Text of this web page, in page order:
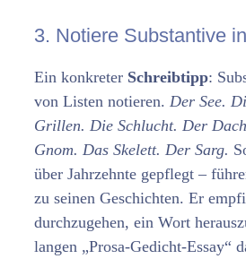
3. Notiere Substantive
Ein konkreter Schreibtipp:
von Listen notieren. Der See.
Grillen. Die Schlucht. Der
Gnom. Das Skelett. Der Sarg.
über Jahrzehnte gepflegt –
zu seinen Geschichten. Er
durchzugehen, ein Wort
langen „Prosa-Gedicht-Essay“